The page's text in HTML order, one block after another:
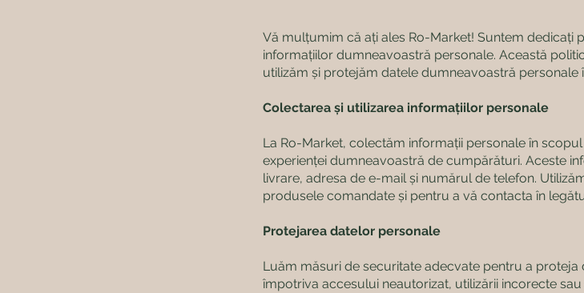
Vă mulțumim că ați ales Ro-Market! Suntem dedicați
informațiilor dumneavoastră personale. Această
utilizăm și protejăm datele dumneavoastră personale
Colectarea și utilizarea informațiilor personale
La Ro-Market, colectăm informații personale în
experienței dumneavoastră de cumpărături. Aceste
livrare, adresa de e-mail și numărul de telefon.
produsele comandate și pentru a vă contacta în
Protejarea datelor personale
Luăm măsuri de securitate adecvate pentru a
împotriva accesului neautorizat, utilizării incorecte